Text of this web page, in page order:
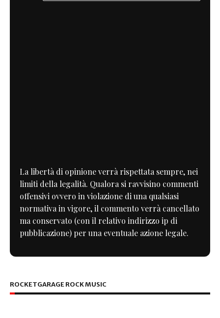
La libertà di opinione verrà rispettata sempre, nei
limiti della legalità. Qualora si ravvisino commenti
offensivi ovvero in violazione di una qualsiasi
normativa in vigore, il commento verrà cancellato
ma conservato (con il relativo indirizzo ip di
pubblicazione) per una eventuale azione legale.
ROCKETGARAGE ROCK MUSIC